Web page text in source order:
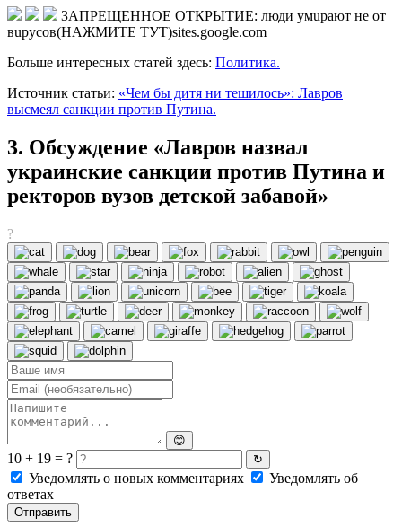
ЗAПPEЩEННОЕ ОТКРЫТИЕ: люди умupaют не от
вupycoв(НАЖМИТЕ ТУТ)sites.google.com
Больше интересных статей здесь: Политика.
Источник статьи: «Чем бы дитя ни тешилось»: Лавров
высмеял санкции против Путина.
3. Обсуждение «Лавров назвал
украинские санкции против Путина и
ректоров вузов детской забавой»
?
😊
10 + 19 = ? ↻
Уведомлять о новых комментариях
Уведомлять об
ответах
Отправить